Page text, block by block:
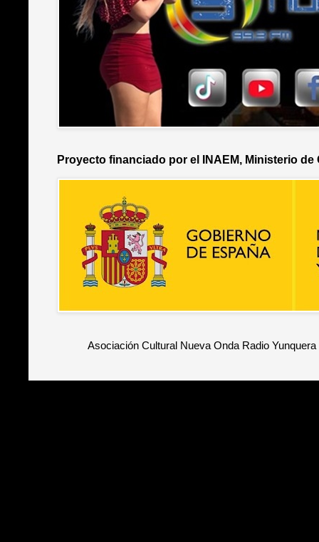
Proyecto financiado por el INAEM, Ministerio de
Asociación Cultural Nueva Onda Radio